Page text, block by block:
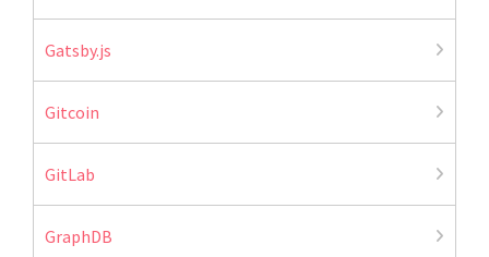
Gatsby.js
Gitcoin
GitLab
GraphDB